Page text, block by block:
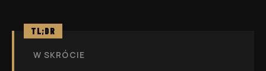
TL;DR
W SKRÓCIE